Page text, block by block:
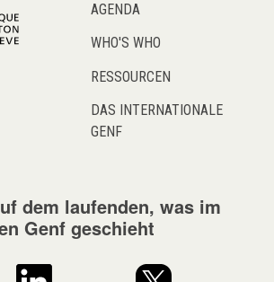
AGENDA
WHO'S WHO
RESSOURCEN
DAS INTERNATIONALE
GENF
dem laufenden, was im
Genf geschieht